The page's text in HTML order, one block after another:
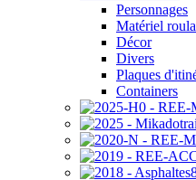
Personnages
Matériel
Décor
Divers
Plaques
Containers